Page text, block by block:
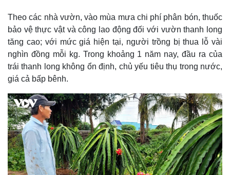
Theo các nhà vườn, vào mùa mưa chi phí phân bón, thuốc
bảo vệ thực vật và công lao động đối với vườn thanh long
tăng cao; với mức giá hiện tại, người trồng bị thua lỗ vài
nghìn đồng mỗi kg. Trong khoảng 1 năm nay, đầu ra của
trái thanh long không ổn định, chủ yếu tiêu thụ trong nước,
giá cả bấp bênh.